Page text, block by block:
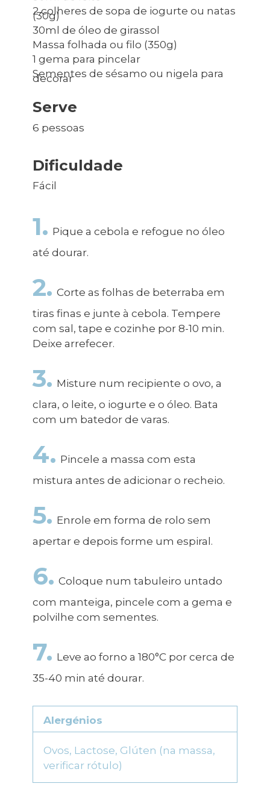
2 colheres de sopa de iogurte ou natas
(30g)
30ml de óleo de girassol
Massa folhada ou filo (350g)
1 gema para pincelar
Sementes de sésamo ou nigela para
decorar
Serve
6 pessoas
Dificuldade
Fácil
1. Pique a cebola e refogue no óleo
até dourar.
2. Corte as folhas de beterraba em
tiras finas e junte à cebola. Tempere
com sal, tape e cozinhe por 8-10 min.
Deixe arrefecer.
3. Misture num recipiente o ovo, a
clara, o leite, o iogurte e o óleo. Bata
com um batedor de varas.
4. Pincele a massa com esta
mistura antes de adicionar o recheio.
5. Enrole em forma de rolo sem
apertar e depois forme um espiral.
6. Coloque num tabuleiro untado
com manteiga, pincele com a gema e
polvilhe com sementes.
7. Leve ao forno a 180°C por cerca de
35-40 min até dourar.
Alergénios
Ovos, Lactose, Glúten (na massa,
verificar rótulo)